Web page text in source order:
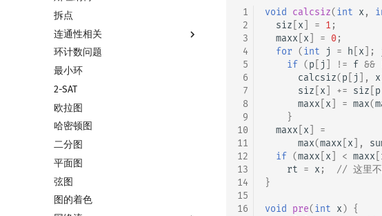
k 短路
同余最短路
最小树形图
最小直径生成树
拆点
连通性相关
强连通分量
双连通分量
割点和桥
圆方树
点/边连通度
环计数问题
最小环
2-SAT
欧拉图
哈密顿图
二分图
平面图
弦图
图的着色
1
2
3
4
5
6
7
8
9
10
11
12
13
14
15
16
void calcsiz(int x,
siz x = 1 ;
maxx x = 0;
for (int j = h x ];
if (p j != f &&
calcsiz(p j ], x
siz x += siz p
maxx x = max(
}
maxx x
=
max(maxx x ],
if (maxx x < maxx
rt = x;
// 这里
}
void pre(int x) {